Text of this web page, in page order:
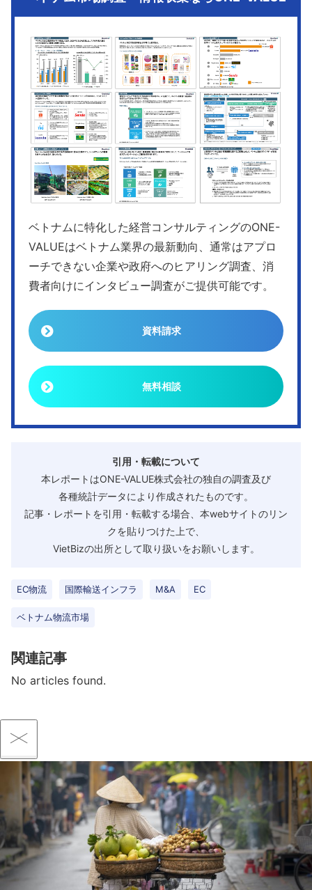
ベトナムに特化した経営コンサルティングのONE-
VALUEはベトナム業界の最新動向、通常はアプロ
ーチできない企業や政府へのヒアリング調査、消
費者向けにインタビュー調査がご提供可能です。
資料請求
無料相談
引用・転載について
本レポートはONE-VALUE株式会社の独自の調査及び
各種統計データにより作成されたものです。
記事・レポートを引用・転載する場合、本webサイトのリン
クを貼りつけた上で、
VietBizの出所として取り扱いをお願いします。
EC物流 国際輸送インフラ M&A EC
ベトナム物流市場
関連記事
No articles found.